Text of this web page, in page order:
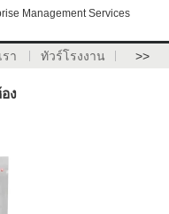
Management Services
รา ทัวร์โรงงาน >>
ง